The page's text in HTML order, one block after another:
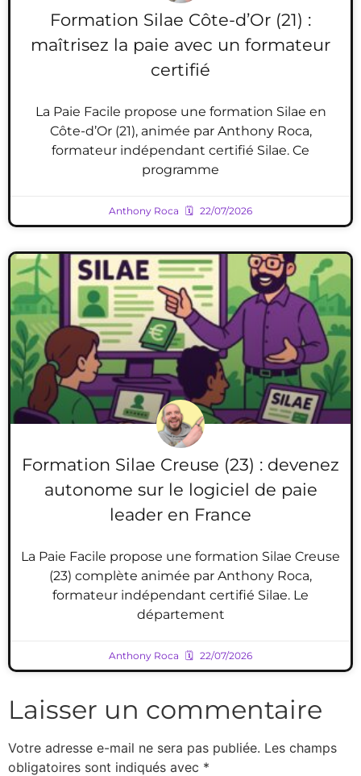
Formation Silae Côte-d’Or (21) :
maîtrisez la paie avec un formateur
certifié
La Paie Facile propose une formation Silae en
Côte-d’Or (21), animée par Anthony Roca,
formateur indépendant certifié Silae. Ce
programme
Anthony Roca 22/07/2026
Formation Silae Creuse (23) : devenez
autonome sur le logiciel de paie
leader en France
La Paie Facile propose une formation Silae Creuse
(23) complète animée par Anthony Roca,
formateur indépendant certifié Silae. Le
département
Anthony Roca 22/07/2026
Laisser un commentaire
Votre adresse e-mail ne sera pas publiée. Les champs
obligatoires sont indiqués avec *